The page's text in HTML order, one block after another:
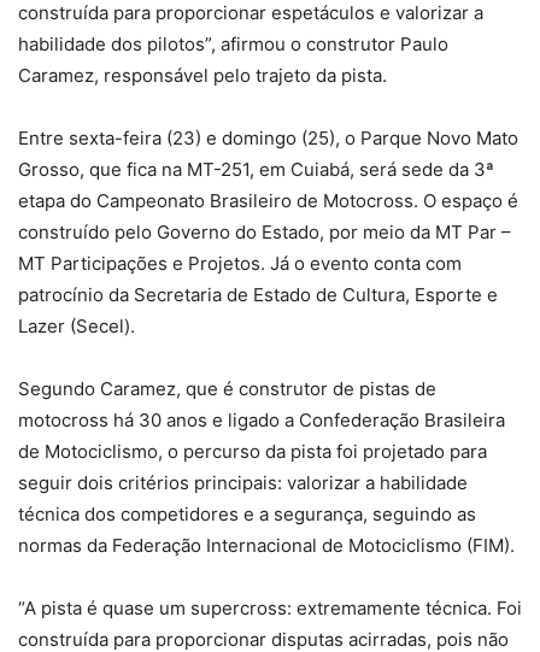
construída para proporcionar espetáculos e valorizar a
habilidade dos pilotos”, afirmou o construtor Paulo
Caramez, responsável pelo trajeto da pista.
Entre sexta-feira (23) e domingo (25), o Parque Novo Mato
Grosso, que fica na MT-251, em Cuiabá, será sede da 3ª
etapa do Campeonato Brasileiro de Motocross. O espaço é
construído pelo Governo do Estado, por meio da MT Par –
MT Participações e Projetos. Já o evento conta com
patrocínio da Secretaria de Estado de Cultura, Esporte e
Lazer (Secel).
Segundo Caramez, que é construtor de pistas de
motocross há 30 anos e ligado a Confederação Brasileira
de Motociclismo, o percurso da pista foi projetado para
seguir dois critérios principais: valorizar a habilidade
técnica dos competidores e a segurança, seguindo as
normas da Federação Internacional de Motociclismo (FIM).
“A pista é quase um supercross: extremamente técnica. Foi
construída para proporcionar disputas acirradas, pois não